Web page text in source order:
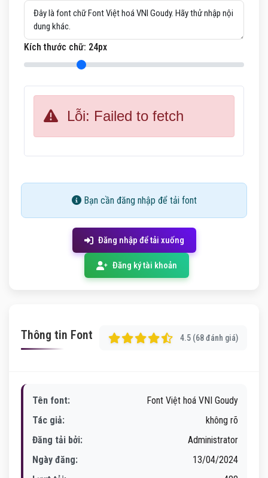
Kích thước chữ: 24px
Lỗi: Failed to fetch
Bạn cần đăng nhập để tải font
Đăng nhập để tải xuống
Đăng ký tài khoản
Thông tin Font 4.5 (68 đánh giá)
Tên font:
Font Việt hoá VNI Goudy
Tác giả:
không rõ
Đăng tải bởi:
Administrator
Ngày đăng:
13/04/2024